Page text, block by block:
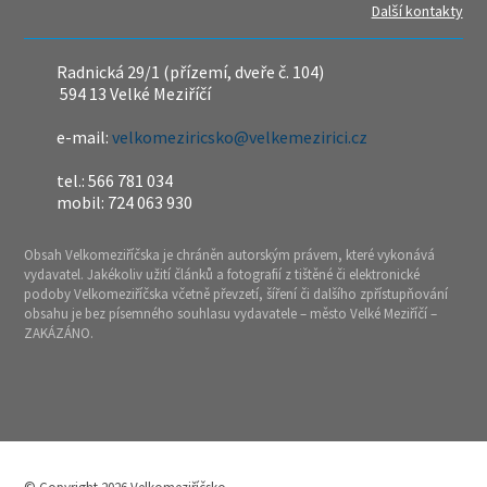
Další kontakty
Radnická 29/1 (přízemí, dveře č. 104)
594 13 Velké Meziříčí
e-mail:velkomeziricsko@velkemezirici.cz
tel.: 566 781 034
mobil: 724 063 930
Obsah Velkomeziříčska je chráněn autorským právem, které vykonává
vydavatel. Jakékoliv užití článků a fotografií z tištěné či elektronické
podoby Velkomeziříčska včetně převzetí, šíření či dalšího zpřístupňování
obsahu je bez písemného souhlasu vydavatele – město Velké Meziříčí –
ZAKÁZÁNO.